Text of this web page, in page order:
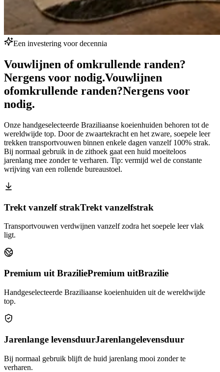
Een investering voor decennia
Vouwlijnen of omkrullende randen?
Nergens voor nodig.Vouwlijnen
ofomkrullende randen?Nergens voor
nodig.
Onze handgeselecteerde Braziliaanse koeienhuiden behoren tot de
wereldwijde top. Door de zwaartekracht en het zware, soepele leer
trekken transportvouwen binnen enkele dagen vanzelf 100% strak.
Bij normaal gebruik in de zithoek gaat een huid moeiteloos
jarenlang mee zonder te verharen. Tip: vermijd wel de constante
wrijving van een rollende bureaustoel.
Trekt vanzelf strakTrekt vanzelfstrak
Transportvouwen verdwijnen vanzelf zodra het soepele leer vlak
ligt.
Premium uit BraziliePremium uitBrazilie
Handgeselecteerde Braziliaanse koeienhuiden uit de wereldwijde
top.
Jarenlange levensduurJarenlangelevensduur
Bij normaal gebruik blijft de huid jarenlang mooi zonder te
verharen.